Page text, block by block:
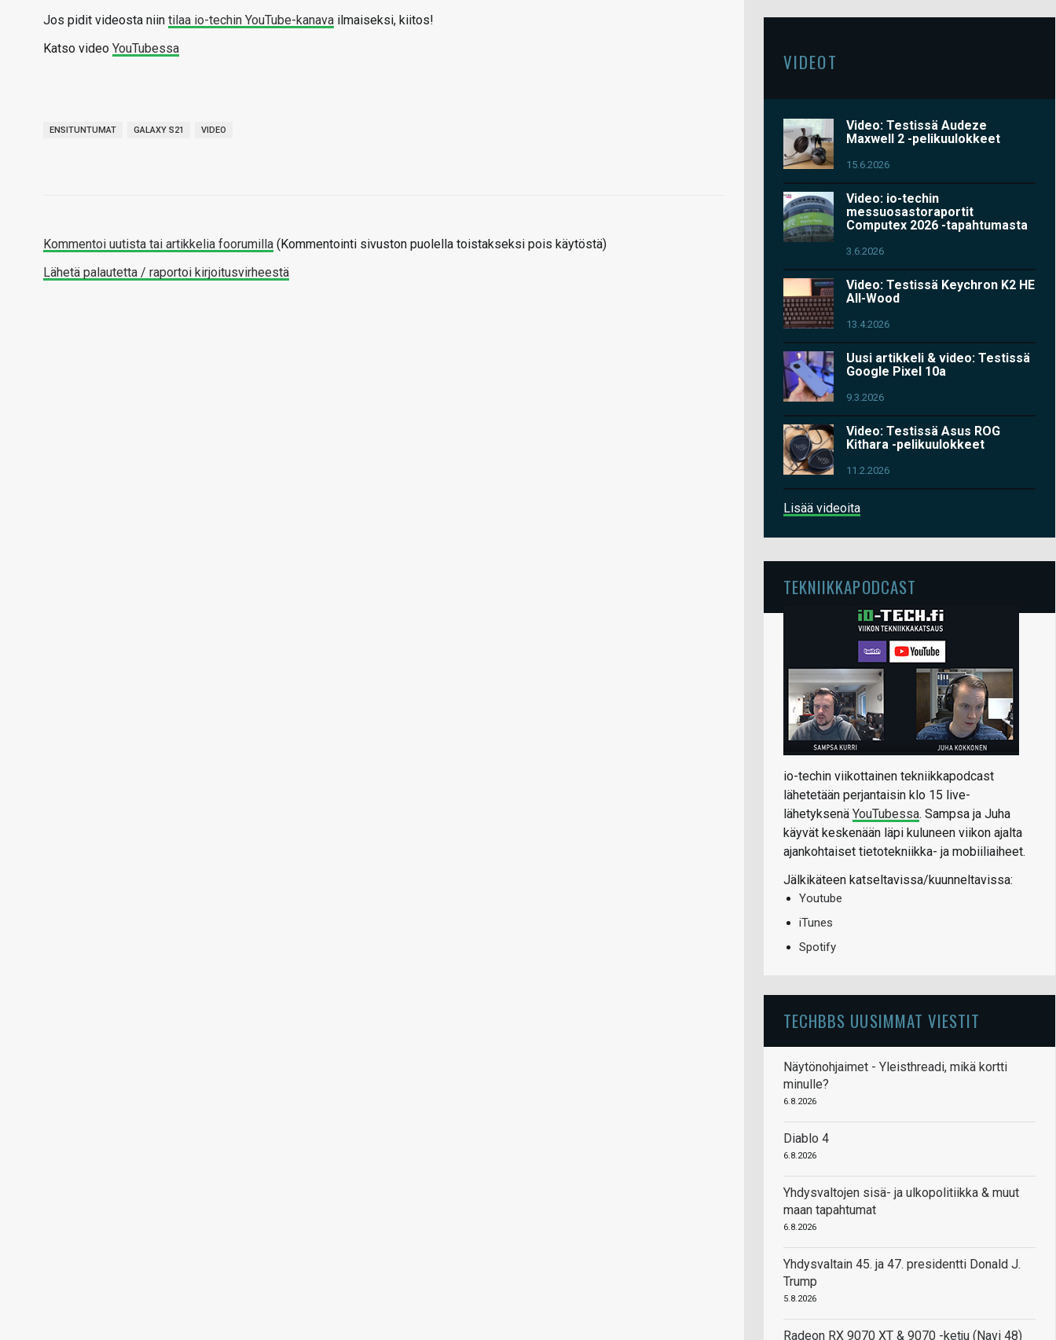
Jos pidit videosta niin tilaa io-techin YouTube-kanava ilmaiseksi, kiitos!
Katso video YouTubessa
ENSITUNTUMAT GALAXY S21 VIDEO
Kommentoi uutista tai artikkelia foorumilla (Kommentointi sivuston puolella toistakseksi pois käytöstä)
Lähetä palautetta / raportoi kirjoitusvirheestä
VIDEOT
Video: Testissä Audeze
Maxwell 2 -pelikuulokkeet
15.6.2026
Video: io-techin
messuosastoraportit
Computex 2026 -tapahtumasta
3.6.2026
Video: Testissä Keychron K2 HE
All-Wood
13.4.2026
Uusi artikkeli & video: Testissä
Google Pixel 10a
9.3.2026
Video: Testissä Asus ROG
Kithara -pelikuulokkeet
11.2.2026
Lisää videoita
TEKNIIKKAPODCAST
io-techin viikottainen tekniikkapodcast
lähetetään perjantaisin klo 15 live-
lähetyksenä YouTubessa. Sampsa ja Juha
käyvät keskenään läpi kuluneen viikon ajalta
ajankohtaiset tietotekniikka- ja mobiiliaiheet.
Jälkikäteen katseltavissa/kuunneltavissa:
Youtube
iTunes
Spotify
TECHBBS UUSIMMAT VIESTIT
Näytönohjaimet - Yleisthreadi, mikä kortti
minulle?
6.8.2026
Diablo 4
6.8.2026
Yhdysvaltojen sisä- ja ulkopolitiikka & muut
maan tapahtumat
6.8.2026
Yhdysvaltain 45. ja 47. presidentti Donald J.
Trump
5.8.2026
Radeon RX 9070 XT & 9070 -ketju (Navi 48)